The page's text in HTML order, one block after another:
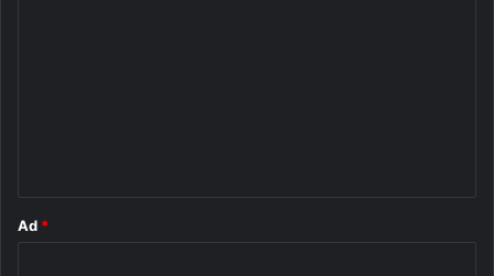
Ad *